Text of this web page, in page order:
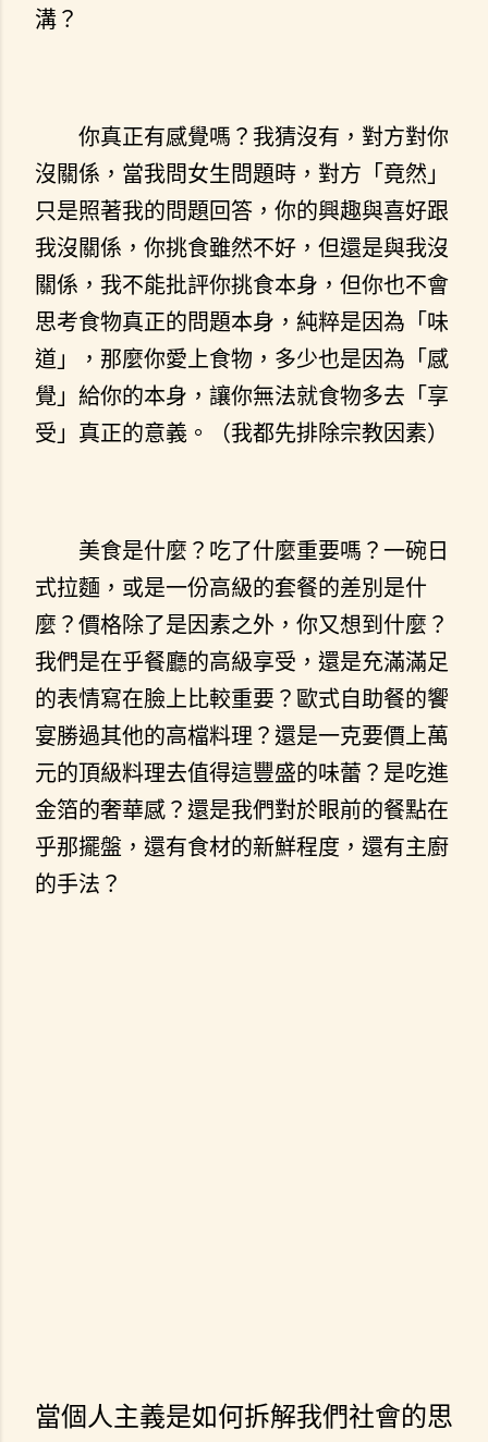
溝？
你真正有感覺嗎？我猜沒有，對方對你
沒關係，當我問女生問題時，對方「竟然」
只是照著我的問題回答，你的興趣與喜好跟
我沒關係，你挑食雖然不好，但還是與我沒
關係，我不能批評你挑食本身，但你也不會
思考食物真正的問題本身，純粹是因為「味
道」，那麼你愛上食物，多少也是因為「感
覺」給你的本身，讓你無法就食物多去「享
受」真正的意義。（我都先排除宗教因素）
美食是什麼？吃了什麼重要嗎？一碗日
式拉麵，或是一份高級的套餐的差別是什
麼？價格除了是因素之外，你又想到什麼？
我們是在乎餐廳的高級享受，還是充滿滿足
的表情寫在臉上比較重要？歐式自助餐的饗
宴勝過其他的高檔料理？還是一克要價上萬
元的頂級料理去值得這豐盛的味蕾？是吃進
金箔的奢華感？還是我們對於眼前的餐點在
乎那擺盤，還有食材的新鮮程度，還有主廚
的手法？
當個人主義是如何拆解我們社會的思